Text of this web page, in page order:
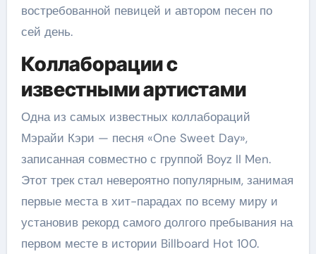
востребованной певицей и автором песен по
сей день.
Коллаборации с
известными артистами
Одна из самых известных коллабораций
Мэрайи Кэри — песня «One Sweet Day»,
записанная совместно с группой Boyz II Men.
Этот трек стал невероятно популярным, занимая
первые места в хит-парадах по всему миру и
установив рекорд самого долгого пребывания на
первом месте в истории Billboard Hot 100.